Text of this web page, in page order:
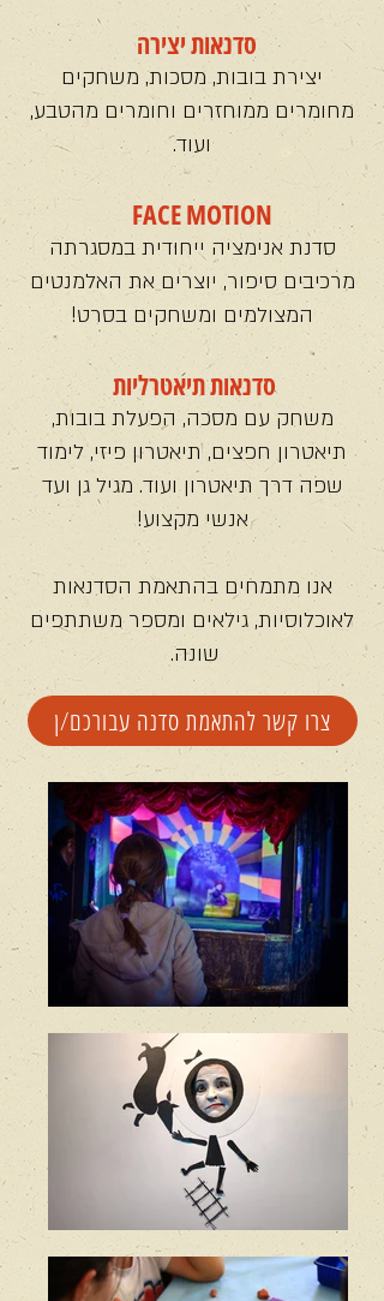
סדנאות יצירה
יצירת בובות, מסכות, משחקים
מחומרים ממוחזרים וחומרים מהטבע,
ועוד.
FACE MOTION
סדנת אנימציה ייחודית במסגרתה
מרכיבים סיפור, יוצרים את האלמנטים
המצולמים ומשחקים בסרט!
סדנאות תיאטרליות
משחק עם מסכה, הפעלת בובות,
תיאטרון חפצים, תיאטרון פיזי, לימוד
שפה דרך תיאטרון ועוד. מגיל גן ועד
אנשי מקצוע!
אנו מתמחים בהתאמת הסדנאות
לאוכלוסיות, גילאים ומספר משתתפים
שונה.
צרו קשר להתאמת סדנה עבורכם/ן